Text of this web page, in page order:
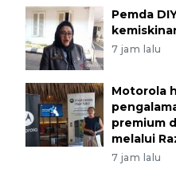
Pemda
7 jam lalu
Motorola
premium
melalui
7 jam lalu